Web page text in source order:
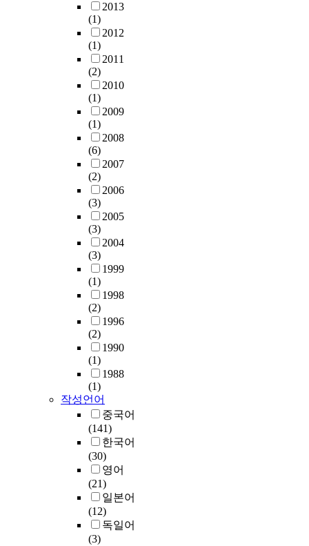
2013
(1)
2012
(1)
2011
(2)
2010
(1)
2009
(1)
2008
(6)
2007
(2)
2006
(3)
2005
(3)
2004
(3)
1999
(1)
1998
(2)
1996
(2)
1990
(1)
1988
(1)
작성언어
중국어
(141)
한국어
(30)
영어
(21)
일본어
(12)
독일어
(3)